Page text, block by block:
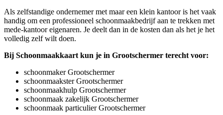
Als zelfstandige ondernemer met maar een klein kantoor is het vaak
handig om een professioneel schoonmaakbedrijf aan te trekken met
mede-kantoor eigenaren. Je deelt dan in de kosten dan als het je het
volledig zelf wilt doen.
Bij Schoonmaakkaart kun je in Grootschermer terecht voor:
schoonmaker Grootschermer
schoonmaakster Grootschermer
schoonmaakhulp Grootschermer
schoonmaak zakelijk Grootschermer
schoonmaak particulier Grootschermer